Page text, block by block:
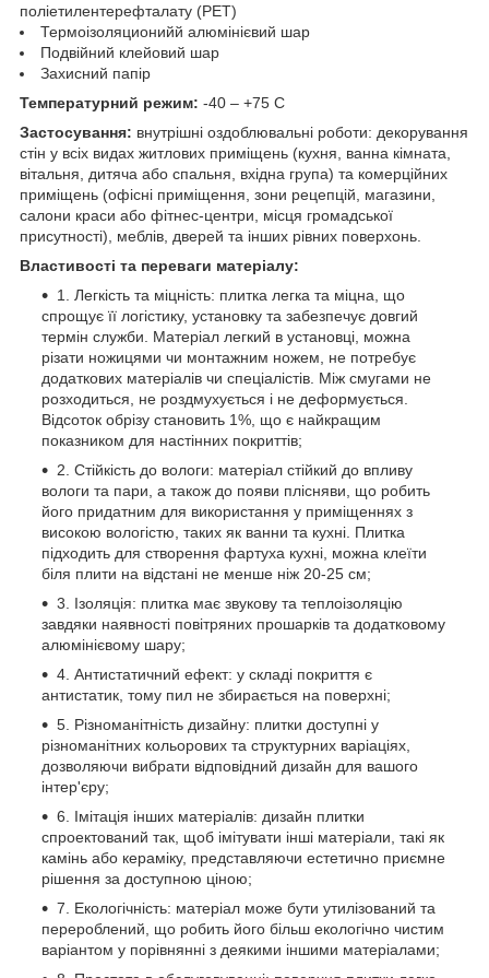
поліетилентерефталату (PET)
Термоізоляционийй алюмінієвий шар
Подвійний клейовий шар
Захисний папір
Температурний режим: -40 – +75 С
Застосування: внутрішні оздоблювальні роботи: декорування
стін у всіх видах житлових приміщень (кухня, ванна кімната,
вітальня, дитяча або спальня, вхідна група) та комерційних
приміщень (офісні приміщення, зони рецепцій, магазини,
салони краси або фітнес-центри, місця громадської
присутності), меблів, дверей та інших рівних поверхонь.
Властивості та переваги матеріалу:
1. Легкість та міцність: плитка легка та міцна, що
спрощує її логістику, установку та забезпечує довгий
термін служби. Матеріал легкий в установці, можна
різати ножицями чи монтажним ножем, не потребує
додаткових матеріалів чи спеціалістів. Між смугами не
розходиться, не роздмухується і не деформується.
Відсоток обрізу становить 1%, що є найкращим
показником для настінних покриттів;
2. Стійкість до вологи: матеріал стійкий до впливу
вологи та пари, а також до появи плісняви, що робить
його придатним для використання у приміщеннях з
високою вологістю, таких як ванни та кухні. Плитка
підходить для створення фартуха кухні, можна клеїти
біля плити на відстані не менше ніж 20-25 см;
3. Ізоляція: плитка має звукову та теплоізоляцію
завдяки наявності повітряних прошарків та додатковому
алюмінієвому шару;
4. Антистатичний ефект: у складі покриття є
антистатик, тому пил не збирається на поверхні;
5. Різноманітність дизайну: плитки доступні у
різноманітних кольорових та структурних варіаціях,
дозволяючи вибрати відповідний дизайн для вашого
інтер'єру;
6. Імітація інших матеріалів: дизайн плитки
спроектований так, щоб імітувати інші матеріали, такі як
камінь або кераміку, представляючи естетично приємне
рішення за доступною ціною;
7. Екологічність: матеріал може бути утилізований та
перероблений, що робить його більш екологічно чистим
варіантом у порівнянні з деякими іншими матеріалами;